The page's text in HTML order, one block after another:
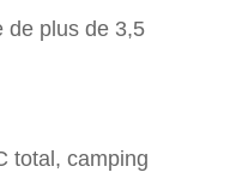
de plus de 3,5
total, camping